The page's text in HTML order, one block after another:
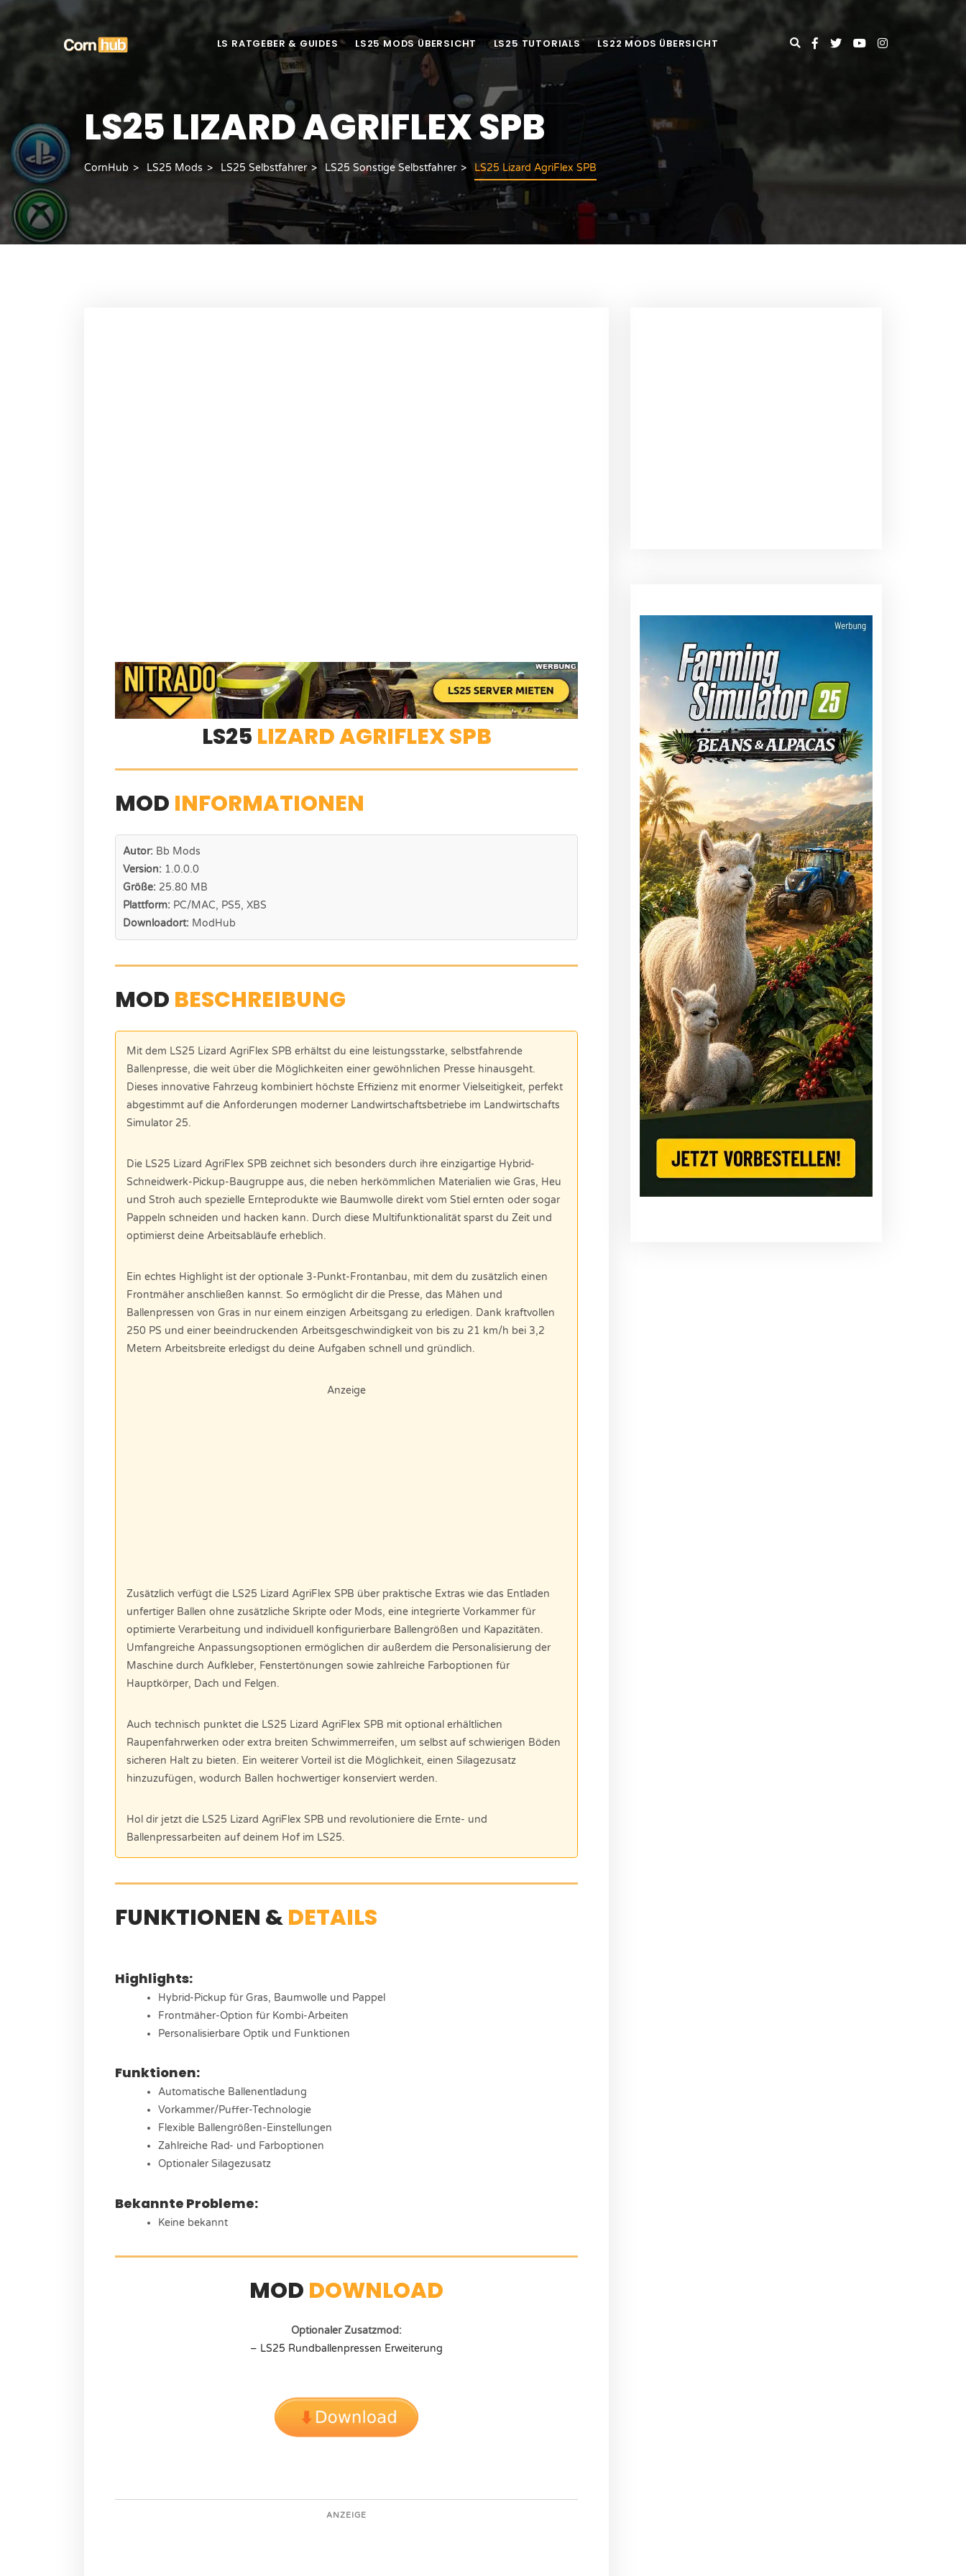
LS RATGEBER & GUIDES LS25 MODS ÜBERSICHT LS25 TUTORIALS LS22 MODS ÜBERSICHT
LS25 LIZARD AGRIFLEX SPB
CornHub LS25 Mods LS25 Selbstfahrer LS25 Sonstige Selbstfahrer LS25 Lizard AgriFlex SPB
LS25 LIZARD AGRIFLEX SPB
MOD INFORMATIONEN
Autor: Bb Mods
Version: 1.0.0.0
Größe: 25.80 MB
Plattform: PC/MAC, PS5, XBS
Downloadort: ModHub
MOD BESCHREIBUNG
Mit dem LS25 Lizard AgriFlex SPB erhältst du eine leistungsstarke, selbstfahrende
Ballenpresse, die weit über die Möglichkeiten einer gewöhnlichen Presse hinausgeht.
Dieses innovative Fahrzeug kombiniert höchste Effizienz mit enormer Vielseitigkeit, perfekt
abgestimmt auf die Anforderungen moderner Landwirtschaftsbetriebe im Landwirtschafts
Simulator 25.
Die LS25 Lizard AgriFlex SPB zeichnet sich besonders durch ihre einzigartige Hybrid-
Schneidwerk-Pickup-Baugruppe aus, die neben herkömmlichen Materialien wie Gras, Heu
und Stroh auch spezielle Ernteprodukte wie Baumwolle direkt vom Stiel ernten oder sogar
Pappeln schneiden und hacken kann. Durch diese Multifunktionalität sparst du Zeit und
optimierst deine Arbeitsabläufe erheblich.
Ein echtes Highlight ist der optionale 3-Punkt-Frontanbau, mit dem du zusätzlich einen
Frontmäher anschließen kannst. So ermöglicht dir die Presse, das Mähen und
Ballenpressen von Gras in nur einem einzigen Arbeitsgang zu erledigen. Dank kraftvollen
250 PS und einer beeindruckenden Arbeitsgeschwindigkeit von bis zu 21 km/h bei 3,2
Metern Arbeitsbreite erledigst du deine Aufgaben schnell und gründlich.
Anzeige
Zusätzlich verfügt die LS25 Lizard AgriFlex SPB über praktische Extras wie das Entladen
unfertiger Ballen ohne zusätzliche Skripte oder Mods, eine integrierte Vorkammer für
optimierte Verarbeitung und individuell konfigurierbare Ballengrößen und Kapazitäten.
Umfangreiche Anpassungsoptionen ermöglichen dir außerdem die Personalisierung der
Maschine durch Aufkleber, Fenstertönungen sowie zahlreiche Farboptionen für
Hauptkörper, Dach und Felgen.
Auch technisch punktet die LS25 Lizard AgriFlex SPB mit optional erhältlichen
Raupenfahrwerken oder extra breiten Schwimmerreifen, um selbst auf schwierigen Böden
sicheren Halt zu bieten. Ein weiterer Vorteil ist die Möglichkeit, einen Silagezusatz
hinzuzufügen, wodurch Ballen hochwertiger konserviert werden.
Hol dir jetzt die LS25 Lizard AgriFlex SPB und revolutioniere die Ernte- und
Ballenpressarbeiten auf deinem Hof im LS25.
FUNKTIONEN &DETAILS
Highlights:
Hybrid-Pickup für Gras, Baumwolle und Pappel
Frontmäher-Option für Kombi-Arbeiten
Personalisierbare Optik und Funktionen
Funktionen:
Automatische Ballenentladung
Vorkammer/Puffer-Technologie
Flexible Ballengrößen-Einstellungen
Zahlreiche Rad- und Farboptionen
Optionaler Silagezusatz
Bekannte Probleme:
Keine bekannt
MOD DOWNLOAD
Optionaler Zusatzmod:
– LS25 Rundballenpressen Erweiterung
ANZEIGE